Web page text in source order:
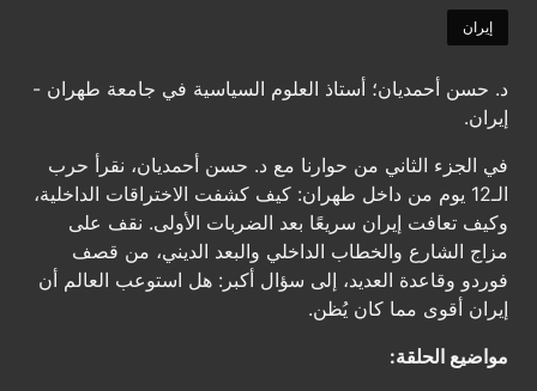
إيران
د. حسن أحمديان؛ أستاذ العلوم السياسية في جامعة طهران -
إيران.
في الجزء الثاني من حوارنا مع د. حسن أحمديان، نقرأ حرب
الـ12 يوم من داخل طهران: كيف كشفت الاختراقات الداخلية،
وكيف تعافت إيران سريعًا بعد الضربات الأولى. نقف على
مزاج الشارع والخطاب الداخلي والبعد الديني، من قصف
فوردو وقاعدة العديد، إلى سؤال أكبر: هل استوعب العالم أن
إيران أقوى مما كان يُظن.
مواضيع الحلقة: